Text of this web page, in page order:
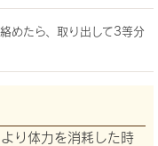
めたら、取り出して3等分
り体力を消耗した時